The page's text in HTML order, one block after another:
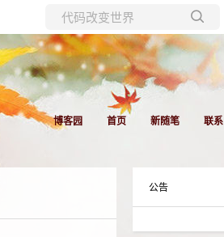
所有博客
当前博客
博客园 首页 新随笔 联系
公告